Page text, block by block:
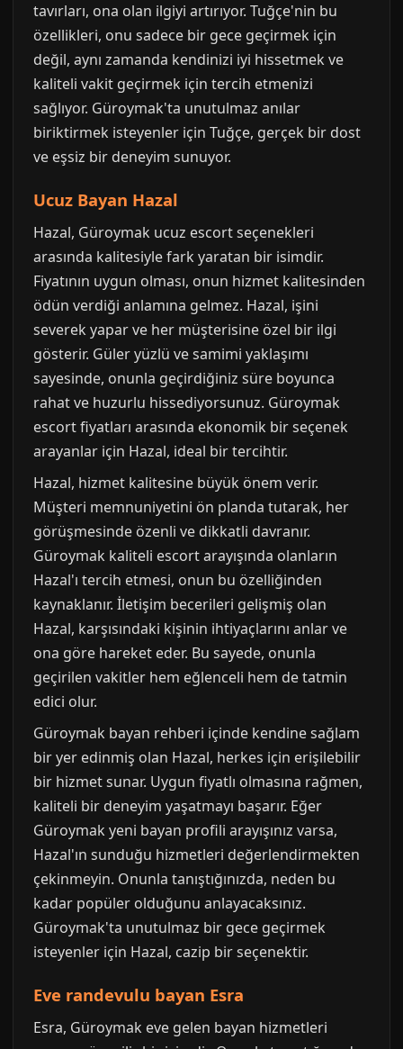
tavırları, ona olan ilgiyi artırıyor. Tuğçe'nin bu
özellikleri, onu sadece bir gece geçirmek için
değil, aynı zamanda kendinizi iyi hissetmek ve
kaliteli vakit geçirmek için tercih etmenizi
sağlıyor. Güroymak'ta unutulmaz anılar
biriktirmek isteyenler için Tuğçe, gerçek bir dost
ve eşsiz bir deneyim sunuyor.
Ucuz Bayan Hazal
Hazal, Güroymak ucuz escort seçenekleri
arasında kalitesiyle fark yaratan bir isimdir.
Fiyatının uygun olması, onun hizmet kalitesinden
ödün verdiği anlamına gelmez. Hazal, işini
severek yapar ve her müşterisine özel bir ilgi
gösterir. Güler yüzlü ve samimi yaklaşımı
sayesinde, onunla geçirdiğiniz süre boyunca
rahat ve huzurlu hissediyorsunuz. Güroymak
escort fiyatları arasında ekonomik bir seçenek
arayanlar için Hazal, ideal bir tercihtir.
Hazal, hizmet kalitesine büyük önem verir.
Müşteri memnuniyetini ön planda tutarak, her
görüşmesinde özenli ve dikkatli davranır.
Güroymak kaliteli escort arayışında olanların
Hazal'ı tercih etmesi, onun bu özelliğinden
kaynaklanır. İletişim becerileri gelişmiş olan
Hazal, karşısındaki kişinin ihtiyaçlarını anlar ve
ona göre hareket eder. Bu sayede, onunla
geçirilen vakitler hem eğlenceli hem de tatmin
edici olur.
Güroymak bayan rehberi içinde kendine sağlam
bir yer edinmiş olan Hazal, herkes için erişilebilir
bir hizmet sunar. Uygun fiyatlı olmasına rağmen,
kaliteli bir deneyim yaşatmayı başarır. Eğer
Güroymak yeni bayan profili arayışınız varsa,
Hazal'ın sunduğu hizmetleri değerlendirmekten
çekinmeyin. Onunla tanıştığınızda, neden bu
kadar popüler olduğunu anlayacaksınız.
Güroymak'ta unutulmaz bir gece geçirmek
isteyenler için Hazal, cazip bir seçenektir.
Eve randevulu bayan Esra
Esra, Güroymak eve gelen bayan hizmetleri